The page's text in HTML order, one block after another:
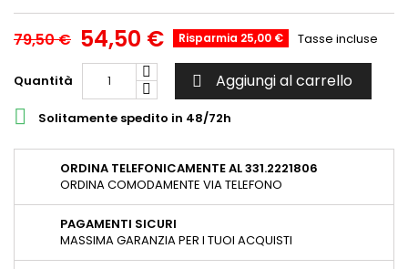
79,50 € 54,50 € Risparmia 25,00 € Tasse incluse
Quantità  Aggiungi al carrello
 Solitamente spedito in 48/72h
ORDINA TELEFONICAMENTE AL 331.2221806
ORDINA COMODAMENTE VIA TELEFONO
PAGAMENTI SICURI
MASSIMA GARANZIA PER I TUOI ACQUISTI